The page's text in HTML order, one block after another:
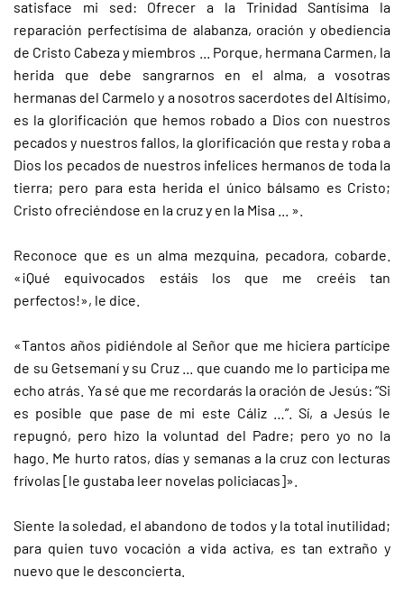
satisface mi sed: Ofrecer a la Trinidad Santísima la
reparación perfectísima de alabanza, oración y obediencia
de Cristo Cabeza y miembros ... Porque, hermana Carmen, la
herida que debe sangrarnos en el alma, a vosotras
hermanas del Carmelo y a nosotros sacerdotes del Altísimo,
es la glorificación que hemos robado a Dios con nuestros
pecados y nuestros fallos, la glorificación que resta y roba a
Dios los pecados de nuestros infelices hermanos de toda la
tierra; pero para esta herida el único bálsamo es Cristo;
Cristo ofreciéndose en la cruz y en la Misa ... ».
Reconoce que es un alma mezquina, pecadora, cobarde.
«¡Qué equivocados estáis los que me creéis tan
perfectos!», le dice.
«Tantos años pidiéndole al Señor que me hiciera partícipe
de su Getsemaní y su Cruz ... que cuando me lo participa me
echo atrás. Ya sé que me recordarás la oración de Jesús: “Si
es posible que pase de mi este Cáliz …”. Sí, a Jesús le
repugnó, pero hizo la voluntad del Padre; pero yo no la
hago. Me hurto ratos, días y semanas a la cruz con lecturas
frívolas [le gustaba leer novelas policiacas]».
Siente la soledad, el abandono de todos y la total inutilidad;
para quien tuvo vocación a vida activa, es tan extraño y
nuevo que le desconcierta.